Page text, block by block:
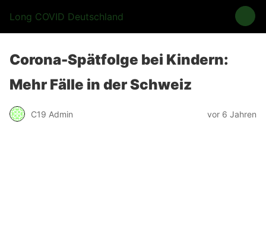
Long COVID Deutschland
Corona-Spätfolge bei Kindern:
Mehr Fälle in der Schweiz
C19 Admin vor 6 Jahren